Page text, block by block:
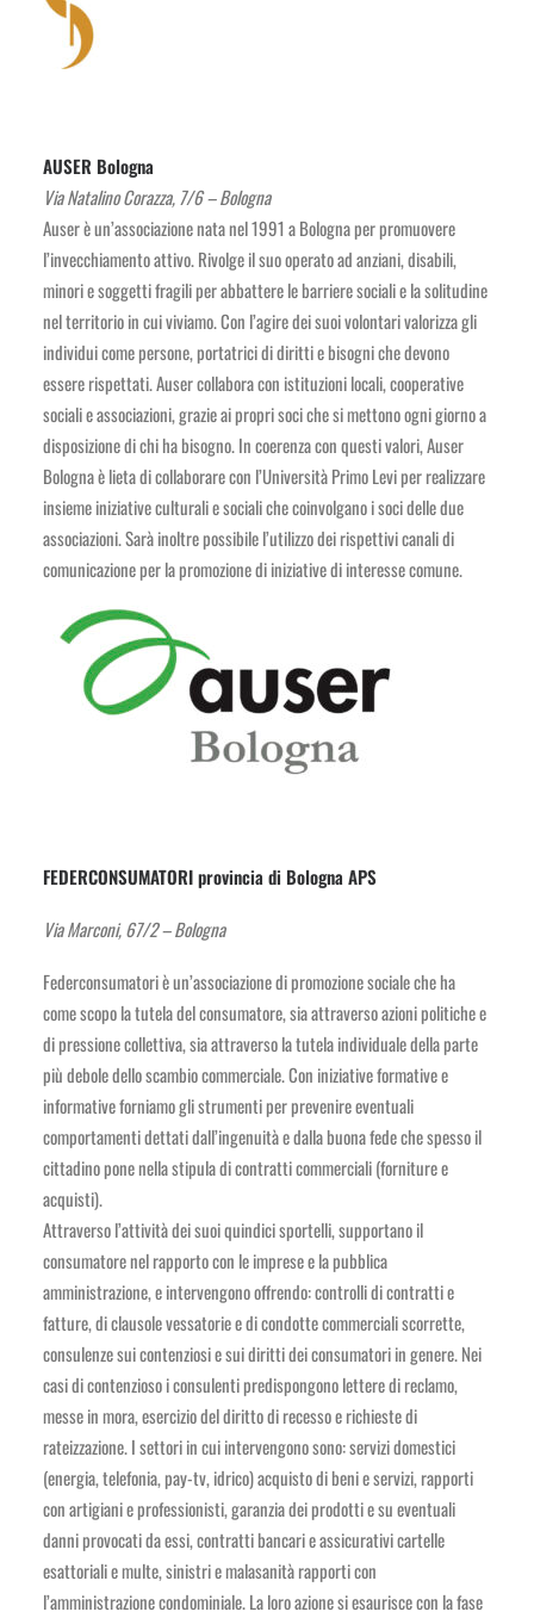
AUSER Bologna
Via Natalino Corazza, 7/6 – Bologna
Auser è un’associazione nata nel 1991 a Bologna per promuovere
l’invecchiamento attivo. Rivolge il suo operato ad anziani, disabili,
minori e soggetti fragili per abbattere le barriere sociali e la solitudine
nel territorio in cui viviamo. Con l’agire dei suoi volontari valorizza gli
individui come persone, portatrici di diritti e bisogni che devono
essere rispettati. Auser collabora con istituzioni locali, cooperative
sociali e associazioni, grazie ai propri soci che si mettono ogni giorno a
disposizione di chi ha bisogno. In coerenza con questi valori, Auser
Bologna è lieta di collaborare con l’Università Primo Levi per realizzare
insieme iniziative culturali e sociali che coinvolgano i soci delle due
associazioni. Sarà inoltre possibile l’utilizzo dei rispettivi canali di
comunicazione per la promozione di iniziative di interesse comune.
FEDERCONSUMATORI provincia di Bologna APS
Via Marconi, 67/2 – Bologna
Federconsumatori è un’associazione di promozione sociale che ha
come scopo la tutela del consumatore, sia attraverso azioni politiche e
di pressione collettiva, sia attraverso la tutela individuale della parte
più debole dello scambio commerciale. Con iniziative formative e
informative forniamo gli strumenti per prevenire eventuali
comportamenti dettati dall’ingenuità e dalla buona fede che spesso il
cittadino pone nella stipula di contratti commerciali (forniture e
acquisti).
Attraverso l’attività dei suoi quindici sportelli, supportano il
consumatore nel rapporto con le imprese e la pubblica
amministrazione, e intervengono offrendo: controlli di contratti e
fatture, di clausole vessatorie e di condotte commerciali scorrette,
consulenze sui contenziosi e sui diritti dei consumatori in genere. Nei
casi di contenzioso i consulenti predispongono lettere di reclamo,
messe in mora, esercizio del diritto di recesso e richieste di
rateizzazione. I settori in cui intervengono sono: servizi domestici
(energia, telefonia, pay-tv, idrico) acquisto di beni e servizi, rapporti
con artigiani e professionisti, garanzia dei prodotti e su eventuali
danni provocati da essi, contratti bancari e assicurativi cartelle
esattoriali e multe, sinistri e malasanità rapporti con
l’amministrazione condominiale. La loro azione si esaurisce con la fase